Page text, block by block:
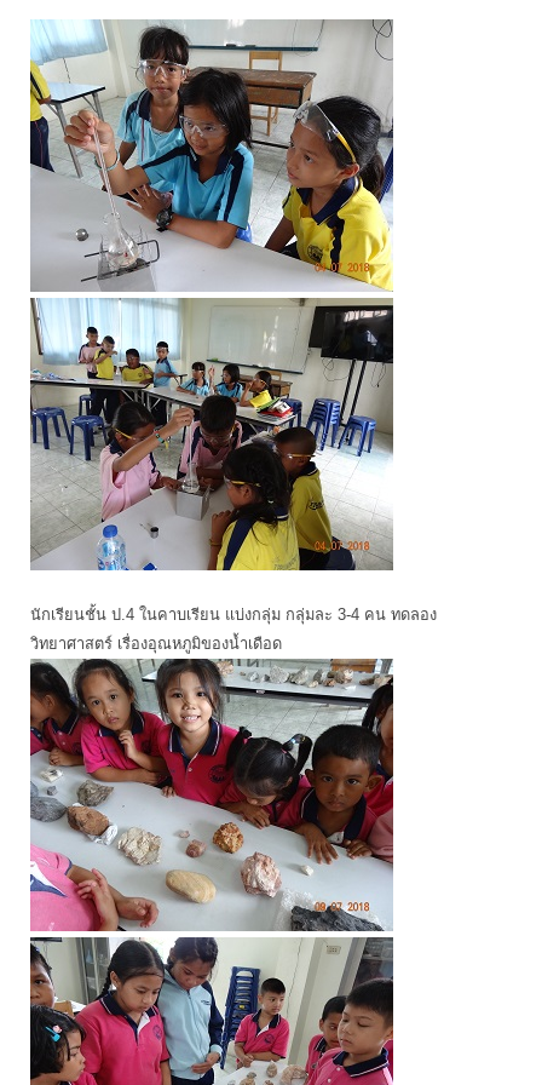
นักเรียนชั้น ป.4 ในคาบเรียน แบ่งกลุ่ม กลุ่มละ 3-4 คน ทดลอง
วิทยาศาสตร์ เรื่องอุณหภูมิของน้ำเดือด